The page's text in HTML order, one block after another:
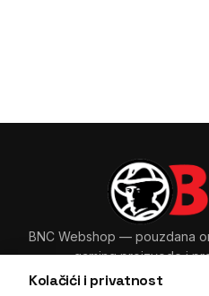
Kolačići i privatnost
BNC Webshop — pouzdana
gaming proizvode i